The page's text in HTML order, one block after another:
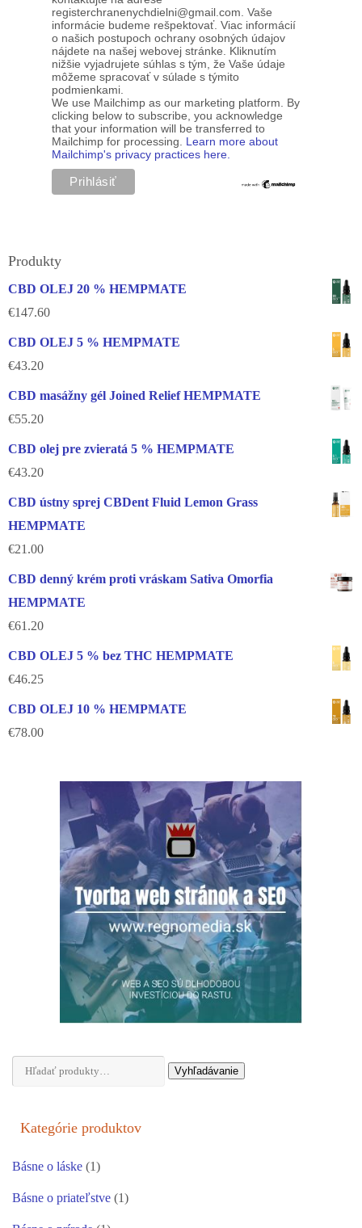
registerchranenychdielni@gmail.com. Vaše
informácie budeme rešpektovať. Viac informácií
o našich postupoch ochrany osobných údajov
nájdete na našej webovej stránke. Kliknutím
nižšie vyjadrujete súhlas s tým, že Vaše údaje
môžeme spracovať v súlade s týmito
podmienkami.
We use Mailchimp as our marketing platform. By
clicking below to subscribe, you acknowledge
that your information will be transferred to
Mailchimp for processing. Learn more about
Mailchimp's privacy practices here.
Produkty
CBD OLEJ 20 % HEMPMATE
€147.60
CBD OLEJ 5 % HEMPMATE
€43.20
CBD masážny gél Joined Relief HEMPMATE
€55.20
CBD olej pre zvieratá 5 % HEMPMATE
€43.20
CBD ústny sprej CBDent Fluid Lemon Grass
HEMPMATE
€21.00
CBD denný krém proti vráskam Sativa Omorfia
HEMPMATE
€61.20
CBD OLEJ 5 % bez THC HEMPMATE
€46.25
CBD OLEJ 10 % HEMPMATE
€78.00
Hľadať: Vyhľadávanie
Kategórie produktov
Básne o láske (1)
Básne o priateľstve (1)